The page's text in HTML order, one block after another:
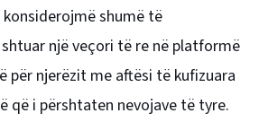
shumë të
një veçori të re në platformë
për njerëzit me aftësi të kufizuara
që i përshtaten nevojave të tyre.